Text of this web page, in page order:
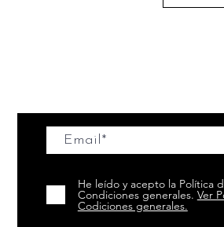
He leído y acepto la Política
Condiciones generales. Ver
Codiciones generales.